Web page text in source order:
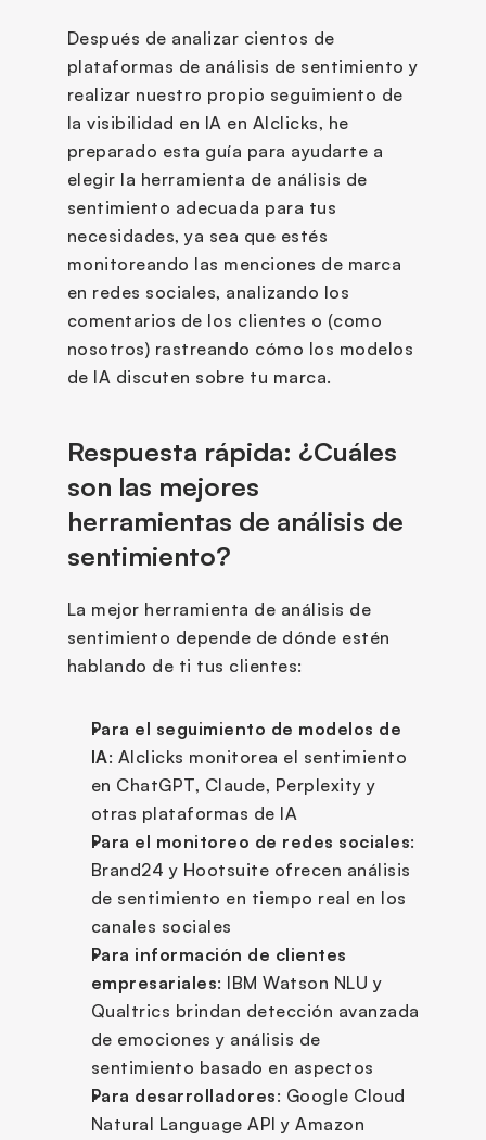
Después de analizar cientos de
plataformas de análisis de sentimiento y
realizar nuestro propio seguimiento de
la visibilidad en IA en AIclicks, he
preparado esta guía para ayudarte a
elegir la herramienta de análisis de
sentimiento adecuada para tus
necesidades, ya sea que estés
monitoreando las menciones de marca
en redes sociales, analizando los
comentarios de los clientes o (como
nosotros) rastreando cómo los modelos
de IA discuten sobre tu marca.
Respuesta rápida: ¿Cuáles
son las mejores
herramientas de análisis de
sentimiento?
La mejor herramienta de análisis de
sentimiento depende de dónde estén
hablando de ti tus clientes:
Para el seguimiento de modelos de
IA: AIclicks monitorea el sentimiento
en ChatGPT, Claude, Perplexity y
otras plataformas de IA
Para el monitoreo de redes sociales:
Brand24 y Hootsuite ofrecen análisis
de sentimiento en tiempo real en los
canales sociales
Para información de clientes
empresariales: IBM Watson NLU y
Qualtrics brindan detección avanzada
de emociones y análisis de
sentimiento basado en aspectos
Para desarrolladores: Google Cloud
Natural Language API y Amazon